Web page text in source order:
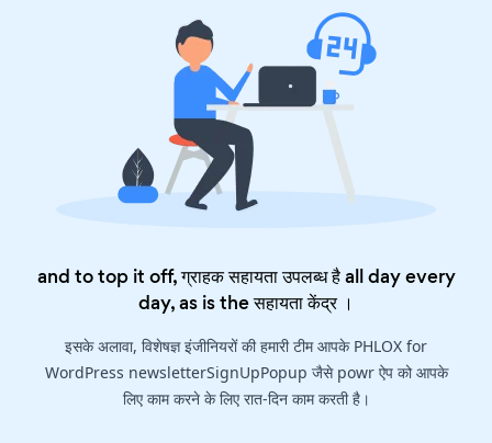
and to top it off, ग्राहक सहायता उपलब्ध है all day every
day, as is theसहायता केंद्र।
इसके अलावा, विशेषज्ञ इंजीनियरों की हमारी टीम आपके PHLOX for
WordPress newsletterSignUpPopup जैसे powr ऐप को आपके
लिए काम करने के लिए रात-दिन काम करती है।